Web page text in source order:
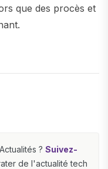
que des procès et
? Suivez-
de l'actualité tech